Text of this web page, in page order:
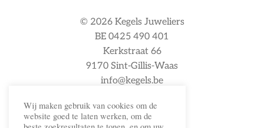
© 2026 Kegels Juweliers
BE 0425 490 401
Kerkstraat 66
9170 Sint-Gillis-Waas
info@kegels.be
Wij maken gebruik van cookies om de
website goed te laten werken, om de